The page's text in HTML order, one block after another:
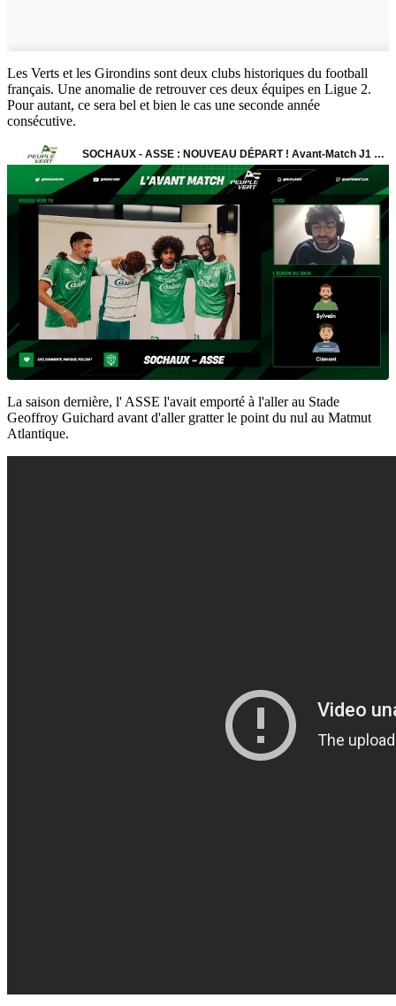
Les Verts et les Girondins sont deux clubs historiques du football
français. Une anomalie de retrouver ces deux équipes en Ligue 2.
Pour autant, ce sera bel et bien le cas une seconde année
consécutive.
La saison dernière, l' ASSE l'avait emporté à l'aller au Stade
Geoffroy Guichard avant d'aller gratter le point du nul au Matmut
Atlantique.